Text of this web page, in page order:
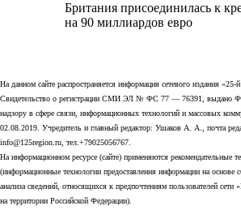
Британия присоединилась к
на 90 миллиардов евро
На данном сайте распространяется информация сетевого издания «25-
Свидетельство о регистрации СМИ ЭЛ № ФС 77 — 76391, выдано
надзору в сфере связи, информационных технологий и массовых
02.08.2019. Учредитель и главный редактор: Ушаков А. А., почта
info@125region.ru, тел.+79025056767.
На информационном ресурсе (сайте) применяются рекомендательные
(информационные технологии предоставления информации на основе
анализа сведений, относящихся к предпочтениям пользователей сети
на территории Российской Федерации).